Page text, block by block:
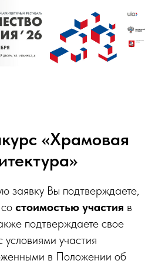
«Храмовая
заявку Вы подтверждаете,
стоимостью участия в
подтверждаете свое
условиями участия
в Положении об